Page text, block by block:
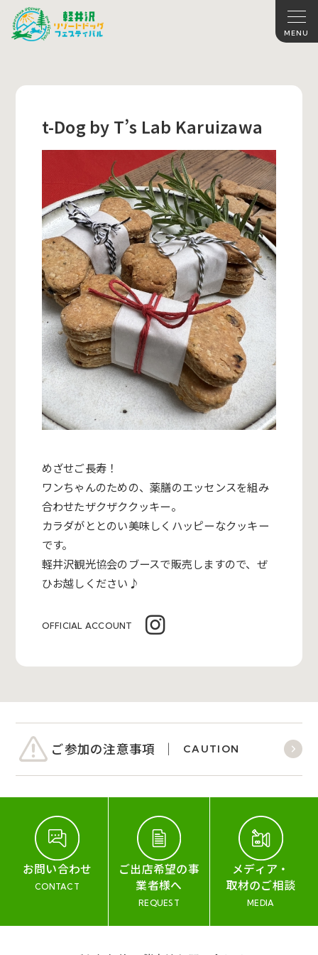
t-Dog by T’s Lab Karuizawa
めざせご長寿！
ワンちゃんのための、薬膳のエッセンスを組み
合わせたザクザククッキー。
カラダがととのい美味しくハッピーなクッキー
です。
軽井沢観光協会のブースで販売しますので、ぜ
ひお越しください ♪
OFFICIAL ACCOUNT
ご参加の注意事項 CAUTION
お問い合わせ
CONTACT
ご出店希望の事
業者様へ
REQUEST
メディア・
取材のご相談
MEDIA